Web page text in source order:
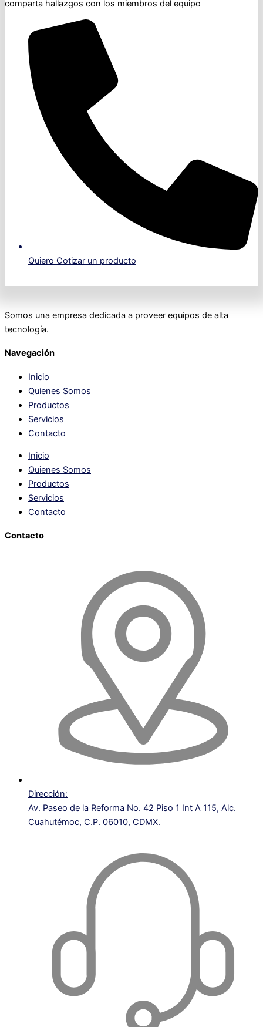
comparta hallazgos con los miembros del equipo
Quiero Cotizar un producto
Somos una empresa dedicada a proveer equipos de alta
tecnología.
Navegación
Inicio
Quienes Somos
Productos
Servicios
Contacto
Inicio
Quienes Somos
Productos
Servicios
Contacto
Contacto
Dirección:
Av. Paseo de la Reforma No. 42 Piso 1 Int A 115, Alc.
Cuahutémoc, C.P. 06010, CDMX.